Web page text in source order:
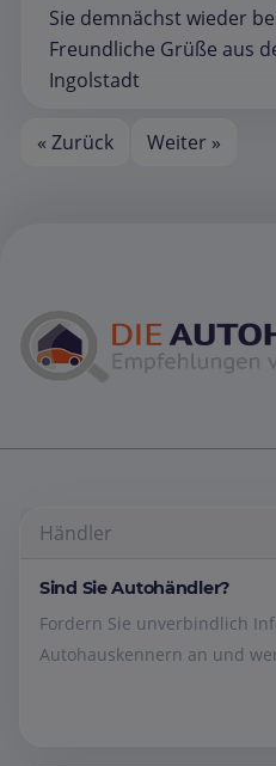
Sie demnächst wieder
Freundliche Grüße aus
Ingolstadt
« Zurück Weiter »
Händler
Sind Sie Autohändler?
Fordern Sie unverbindlich
Autohauskennern an und